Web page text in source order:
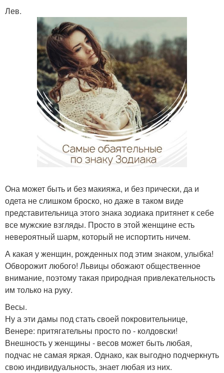
Лев.
Она может быть и без макияжа, и без прически, да и
одета не слишком броско, но даже в таком виде
представительница этого знака зодиака притянет к себе
все мужские взгляды. Просто в этой женщине есть
невероятный шарм, который не испортить ничем.
А какая у женщин, рожденных под этим знаком, улыбка!
Обворожит любого! Львицы обожают общественное
внимание, поэтому такая природная привлекательность
им только на руку.
Весы.
Ну а эти дамы под стать своей покровительнице,
Венере: притягательны просто по - колдовски!
Внешность у женщины - весов может быть любая,
подчас не самая яркая. Однако, как выгодно подчеркнуть
свою индивидуальность, знает любая из них.